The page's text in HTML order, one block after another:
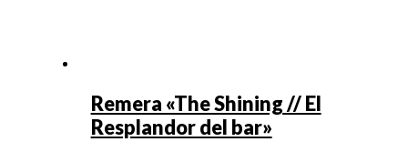
Remera «The Shining // El
Resplandor del bar»